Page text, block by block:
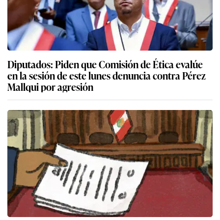
Diputados: Piden que Comisión de Ética evalúe
en la sesión de este lunes denuncia contra Pérez
Mallqui por agresión